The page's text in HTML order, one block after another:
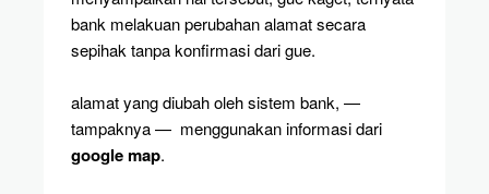
bank melakuan perubahan alamat secara
sepihak tanpa konfirmasi dari gue.
alamat yang diubah oleh sistem bank, —
tampaknya — menggunakan informasi dari
google map.